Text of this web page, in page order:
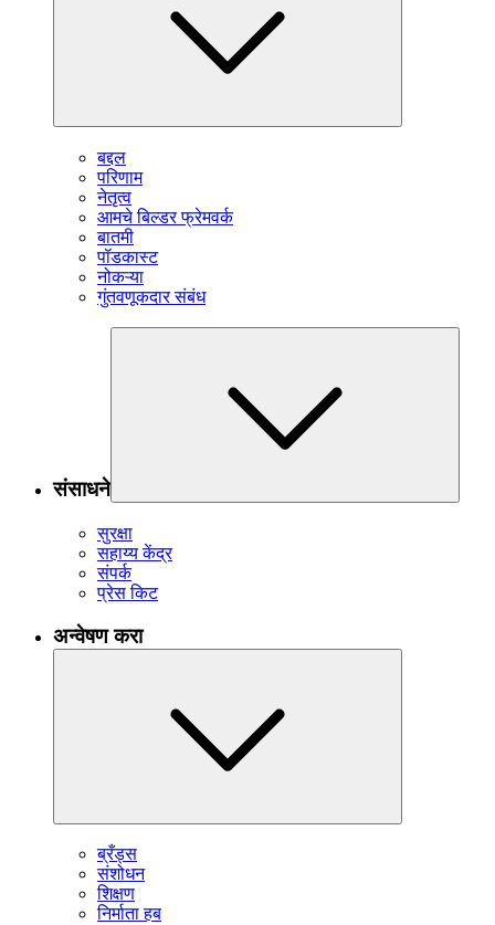
बद्दल
परिणाम
नेतृत्व
आमचे बिल्डर फ्रेमवर्क
बातमी
पॉडकास्ट
नोकऱ्या
गुंतवणूकदार संबंध
संसाधने
सुरक्षा
सहाय्य केंद्र
संपर्क
प्रेस किट
अन्वेषण करा
ब्रँड्स
संशोधन
शिक्षण
निर्माता हब